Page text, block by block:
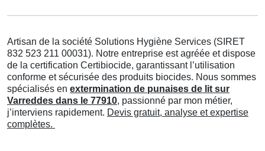
Artisan de la société Solutions Hygiène Services (SIRET
832 523 211 00031). Notre entreprise est agréée et dispose
de la certification Certibiocide, garantissant l’utilisation
conforme et sécurisée des produits biocides. Nous sommes
spécialisés en extermination de punaises de lit sur
Varreddes dans le 77910, passionné par mon métier,
j’interviens rapidement. Devis gratuit, analyse et expertise
complètes.